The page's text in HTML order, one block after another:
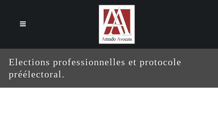
Elections professionnelles et protocole
préélectoral.